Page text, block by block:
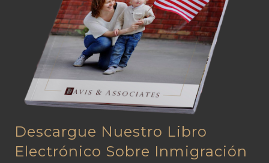
Descargue Nuestro Libro
Electrónico Sobre Inmigración